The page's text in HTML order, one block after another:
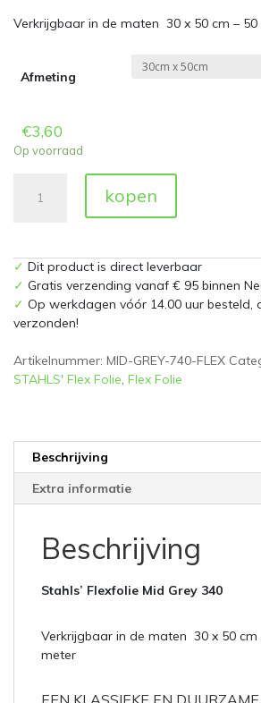
Verkrijgbaar in de maten 30 x 50 cm –
Afmeting
€3,60
Op voorraad
aantal
kopen
✓ Dit product is direct leverbaar
✓ Gratis verzending vanaf € 95 binnen
✓ Op werkdagen vóór 14.00 uur besteld,
verzonden!
Artikelnummer: MID-GREY-740-FLEX
STAHLS' Flex Folie, Flex Folie
Beschrijving
Extra informatie
Beschrijving
Stahls’ Flexfolie Mid Grey 340
Verkrijgbaar in de maten 30 x 50 cm
meter
EEN KLASSIEKE EN